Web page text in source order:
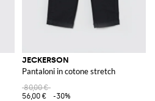
JECKERSON
Pantaloni in cotone stretch
80,00 €
56,00 €
-30%